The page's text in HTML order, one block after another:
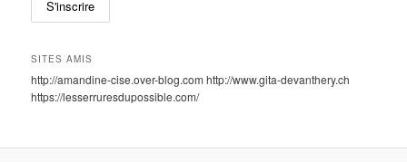
SITES AMIS
http://amandine-cise.over-blog.com http://www.gita-devanthery.ch
https://lesserruresdupossible.com/